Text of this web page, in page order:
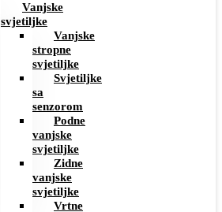
Vanjske
svjetiljke
Vanjske
stropne
svjetiljke
Svjetiljke
sa
senzorom
Podne
vanjske
svjetiljke
Zidne
vanjske
svjetiljke
Vrtne